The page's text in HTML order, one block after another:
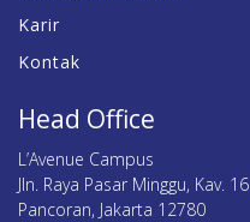
Karir
Kontak
Head Office
L’Avenue Campus
Jln. Raya Pasar Minggu, Kav. 16
Pancoran, Jakarta 12780